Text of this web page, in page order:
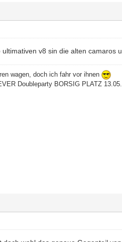
ultimativen v8 sin die alten camaros
wagen, doch ich fahr vor ihnen
Doubleparty BORSIG PLATZ